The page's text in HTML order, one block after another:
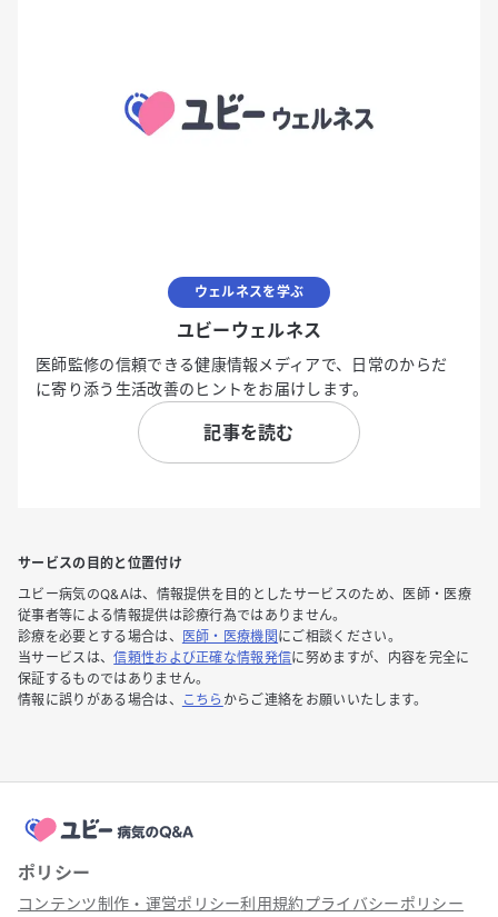
ウェルネスを学ぶ
ユビーウェルネス
医師監修の信頼できる健康情報メディアで、日常のからだ
に寄り添う生活改善のヒントをお届けします。
記事を読む
サービスの目的と位置付け
ユビー病気のQ&Aは、情報提供を目的としたサービスのため、医師・医療
従事者等による情報提供は診療行為ではありません。
診療を必要とする場合は、
医師・医療機関 にご相談ください。
当サービスは、信頼性および正確な情報発信に努めますが、内容を完全に
保証するものではありません。
情報に誤りがある場合は、
こちら からご連絡をお願いいたします。
ポリシー
コンテンツ制作・運営ポリシー利用規約プライバシーポリシー